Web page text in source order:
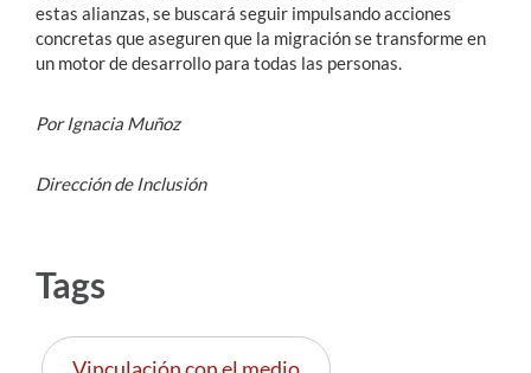
estas alianzas, se buscará seguir impulsando acciones
concretas que aseguren que la migración se transforme en
un motor de desarrollo para todas las personas.
Por Ignacia Muñoz
Dirección de Inclusión
Tags
Vinculación con el medio